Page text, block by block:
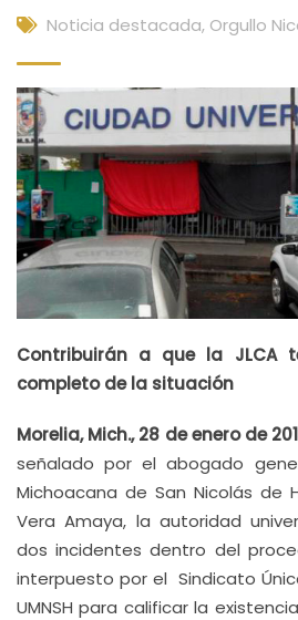
Noticia destacada, Orgullo
Contribuirán a que la JLCA
completo de la situación
Morelia, Mich., 28 de enero de
señalado por el abogado
Michoacana de San Nicolás de
Vera Amaya, la autoridad
dos incidentes dentro del
interpuesto por el Sindicato
UMNSH para calificar la